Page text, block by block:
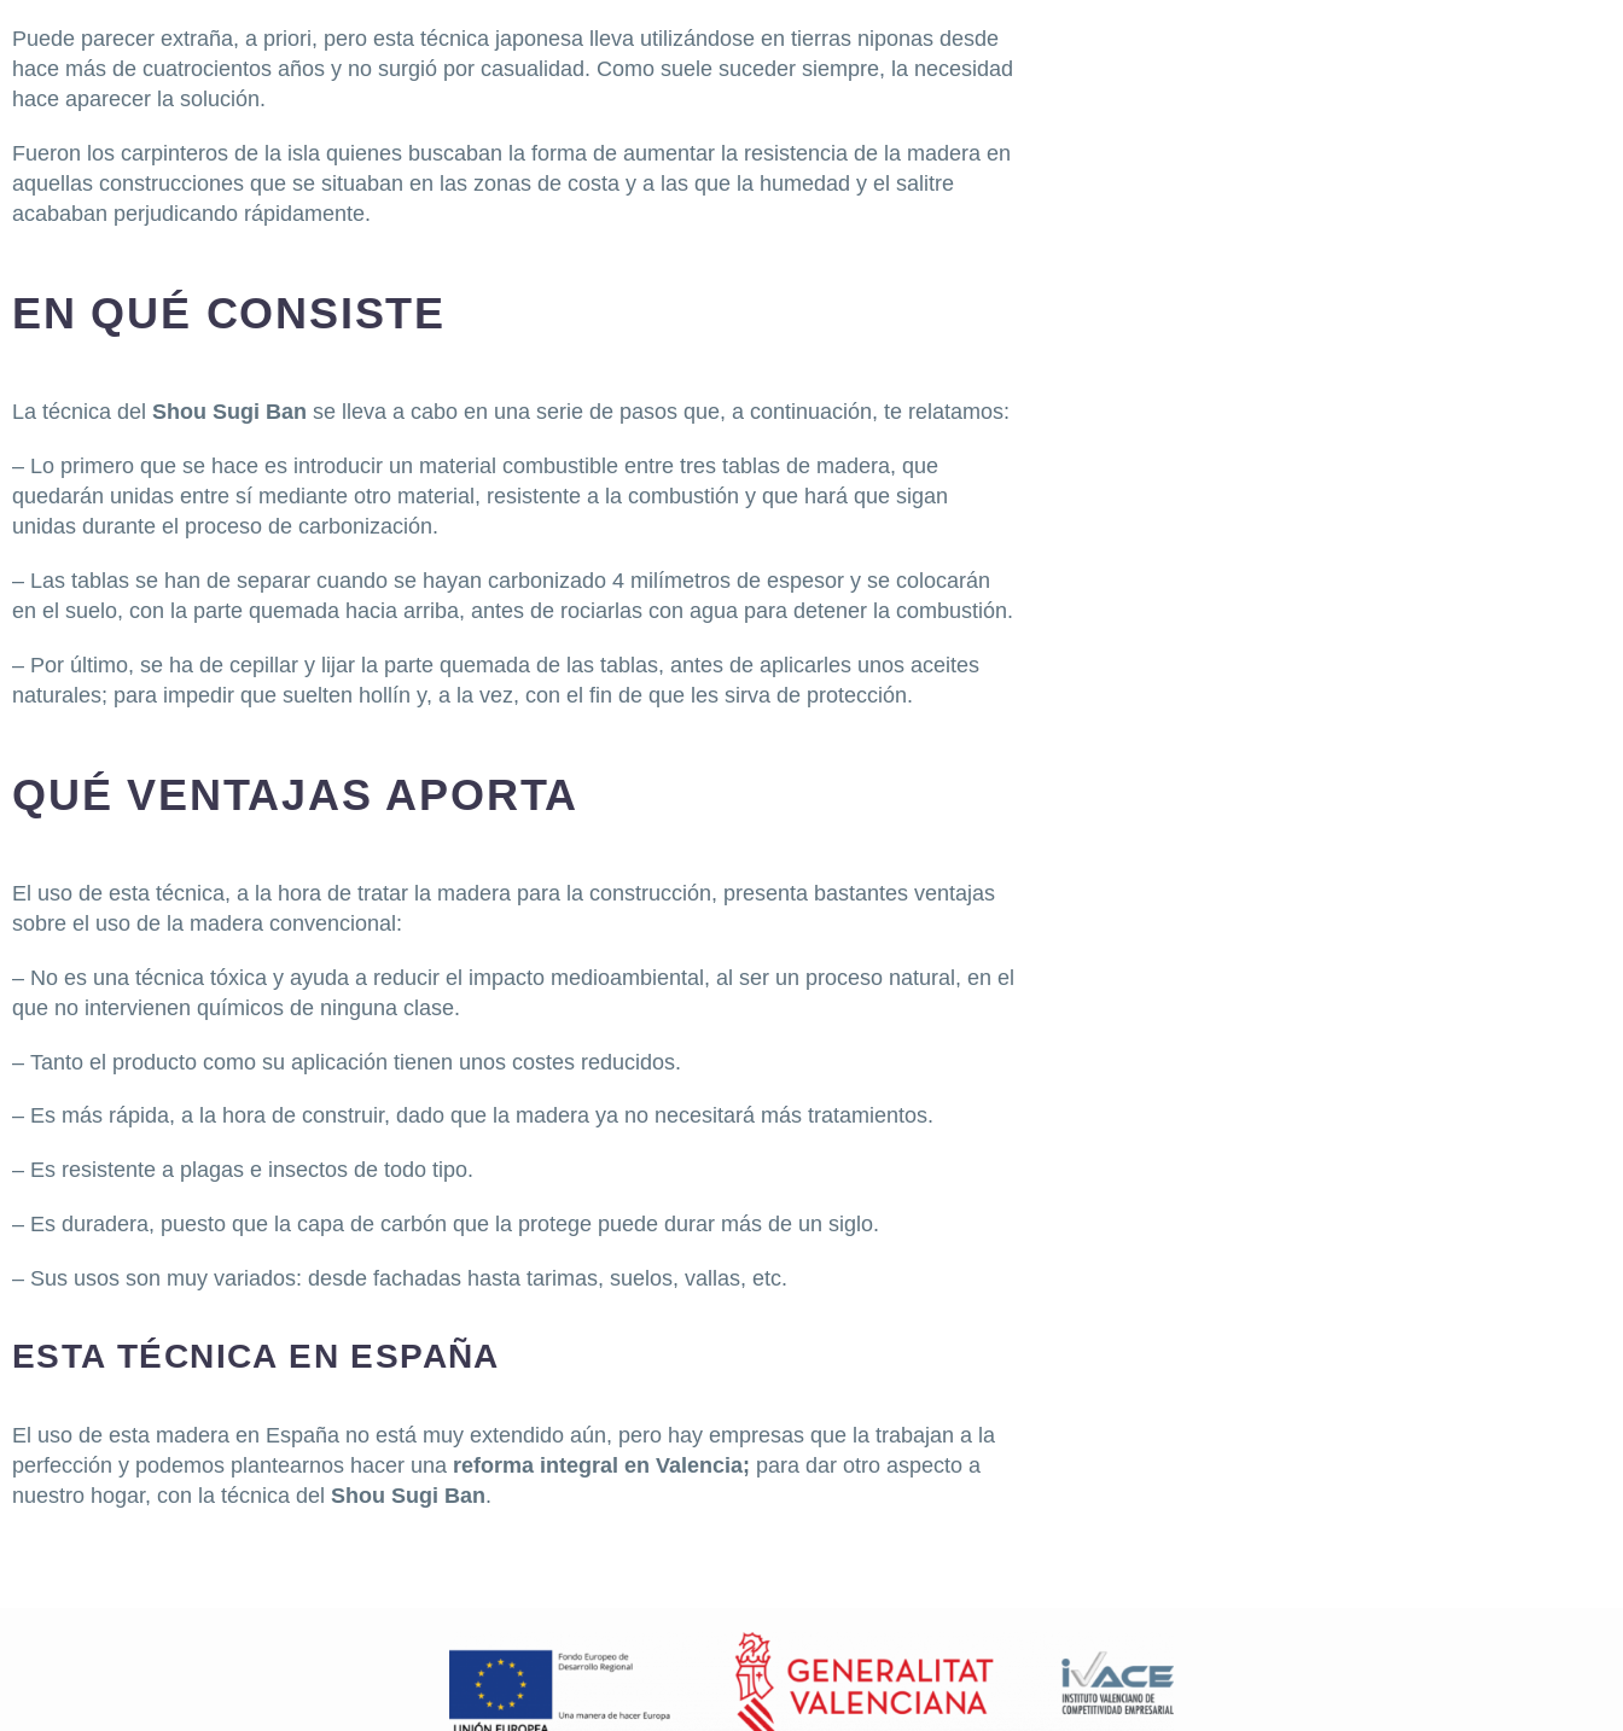
Puede parecer extraña, a priori, pero esta técnica japonesa lleva utilizándose en tierras niponas desde
hace más de cuatrocientos años y no surgió por casualidad. Como suele suceder siempre, la necesidad
hace aparecer la solución.
Fueron los carpinteros de la isla quienes buscaban la forma de aumentar la resistencia de la madera en
aquellas construcciones que se situaban en las zonas de costa y a las que la humedad y el salitre
acababan perjudicando rápidamente.
EN QUÉ CONSISTE
La técnica del Shou Sugi Ban se lleva a cabo en una serie de pasos que, a continuación, te relatamos:
– Lo primero que se hace es introducir un material combustible entre tres tablas de madera, que
quedarán unidas entre sí mediante otro material, resistente a la combustión y que hará que sigan
unidas durante el proceso de carbonización.
– Las tablas se han de separar cuando se hayan carbonizado 4 milímetros de espesor y se colocarán
en el suelo, con la parte quemada hacia arriba, antes de rociarlas con agua para detener la combustión.
– Por último, se ha de cepillar y lijar la parte quemada de las tablas, antes de aplicarles unos aceites
naturales; para impedir que suelten hollín y, a la vez, con el fin de que les sirva de protección.
QUÉ VENTAJAS APORTA
El uso de esta técnica, a la hora de tratar la madera para la construcción, presenta bastantes ventajas
sobre el uso de la madera convencional:
– No es una técnica tóxica y ayuda a reducir el impacto medioambiental, al ser un proceso natural, en el
que no intervienen químicos de ninguna clase.
– Tanto el producto como su aplicación tienen unos costes reducidos.
– Es más rápida, a la hora de construir, dado que la madera ya no necesitará más tratamientos.
– Es resistente a plagas e insectos de todo tipo.
– Es duradera, puesto que la capa de carbón que la protege puede durar más de un siglo.
– Sus usos son muy variados: desde fachadas hasta tarimas, suelos, vallas, etc.
ESTA TÉCNICA EN ESPAÑA
El uso de esta madera en España no está muy extendido aún, pero hay empresas que la trabajan a la
perfección y podemos plantearnos hacer una reforma integral en Valencia; para dar otro aspecto a
nuestro hogar, con la técnica del Shou Sugi Ban.